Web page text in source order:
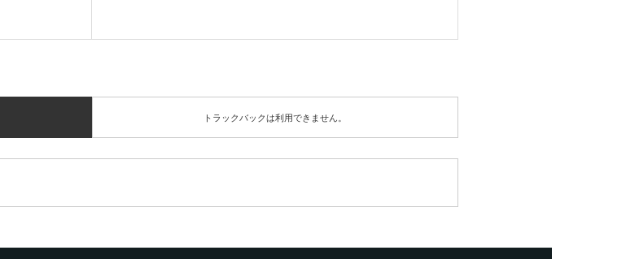
トラックバックは利用できません。